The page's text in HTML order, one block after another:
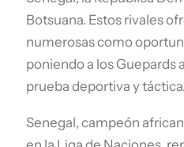
Botsuana. Estos rivales
numerosas como
poniendo a los Guepards
prueba deportiva y táctica.
Senegal, campeón